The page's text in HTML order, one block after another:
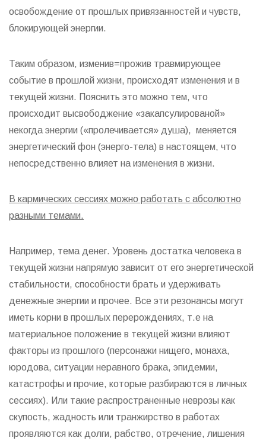
освобождение от прошлых привязанностей и чувств,
блокирующей энергии.
Таким образом, изменив=прожив травмирующее
событие в прошлой жизни, происходят изменения и в
текущей жизни. Пояснить это можно тем, что
происходит высвободжение «закапсулированой»
некогда энергии («пролечивается» душа), меняется
энергетический фон (энерго-тела) в настоящем, что
непосредственно влияет на изменения в жизни.
В кармических сессиях можно работать с абсолютно
разными темами.
Например, тема денег. Уровень достатка человека в
текущей жизни напрямую зависит от его энергетической
стабильности, способности брать и удерживать
денежные энергии и прочее. Все эти резонансы могут
иметь корни в прошлых перерождениях, т.е на
материальное положение в текущей жизни влияют
факторы из прошлого (персонажи нищего, монаха,
юродова, ситуации неравного брака, эпидемии,
катастрофы и прочие, которые разбираются в личных
сессиях). Или такие распространенные неврозы как
скупость, жадность или транжирство в работах
проявляются как долги, рабство, отречение, лишения